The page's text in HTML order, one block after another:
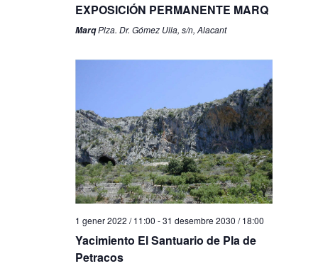
EXPOSICIÓN PERMANENTE MARQ
MarqPlza. Dr. Gómez Ulla, s/n, Alacant
1 gener 2022 / 11:00 -31 desembre 2030 / 18:00
Yacimiento El Santuario de Pla de
Petracos